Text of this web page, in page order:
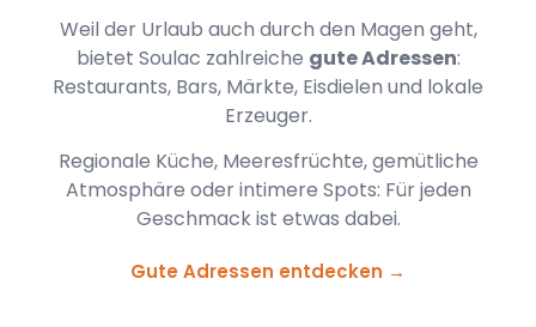
Weil der Urlaub auch durch den Magen geht,
bietet Soulac zahlreiche gute Adressen:
Restaurants, Bars, Märkte, Eisdielen und lokale
Erzeuger.
Regionale Küche, Meeresfrüchte, gemütliche
Atmosphäre oder intimere Spots: Für jeden
Geschmack ist etwas dabei.
Gute Adressen entdecken →